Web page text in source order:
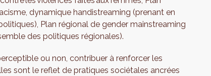
dynamique handistreaming (prenant en
Plan régional de gender mainstreaming
des politiques régionales).
ou non, contribuer à renforcer les
sont le reflet de pratiques sociétales ancrées